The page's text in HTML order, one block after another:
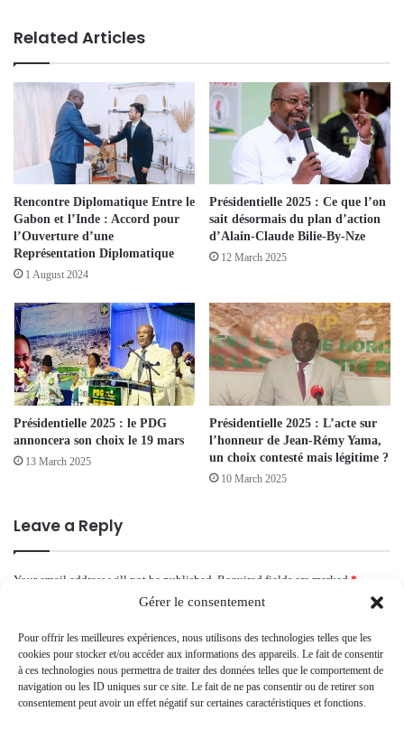
Gérer le consentement
Pour offrir les meilleures expériences, nous utilisons des technologies telles que les
cookies pour stocker et/ou accéder aux informations des appareils. Le fait de consentir
à ces technologies nous permettra de traiter des données telles que le comportement de
navigation ou les ID uniques sur ce site. Le fait de ne pas consentir ou de retirer son
consentement peut avoir un effet négatif sur certaines caractéristiques et fonctions.
Related Articles
Rencontre Diplomatique Entre le
Gabon et l’Inde : Accord pour
l’Ouverture d’une
Représentation Diplomatique
1 August 2024
Présidentielle 2025 : Ce que l’on
sait désormais du plan d’action
d’Alain-Claude Bilie-By-Nze
12 March 2025
Présidentielle 2025 : le PDG
annoncera son choix le 19 mars
13 March 2025
Présidentielle 2025 : L’acte sur
l’honneur de Jean-Rémy Yama,
un choix contesté mais légitime ?
10 March 2025
Leave a Reply
Your email address will not be published. Required fields are marked *
o
m
m